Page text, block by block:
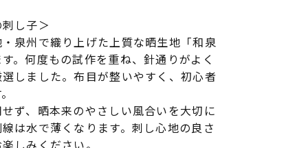
し子＞
泉州で織り上げた上質な晒生地「和泉
。何度もの試作を重ね、針通りがよく
しました。布目が整いやすく、初心者
ず、晒本来のやさしい風合いを大切に
は水で薄くなります。刺し心地の良さ
しみください。